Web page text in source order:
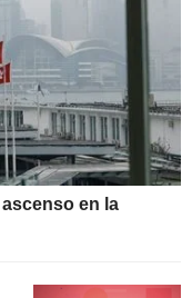
en la